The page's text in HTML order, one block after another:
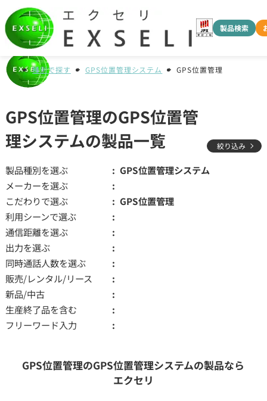
製品検索
種別で探す GPS位置管理システム GPS位置管理
GPS位置管理のGPS位置管
理システムの製品一覧
絞り込み
製品種別を選ぶ
GPS位置管理システム
メーカーを選ぶ
こだわりで選ぶ
GPS位置管理
利用シーンで選ぶ
通信距離を選ぶ
出力を選ぶ
同時通話人数を選ぶ
販売/レンタル/リース
新品/中古
生産終了品を含む
フリーワード入力
GPS位置管理のGPS位置管理システムの製品なら
エクセリ